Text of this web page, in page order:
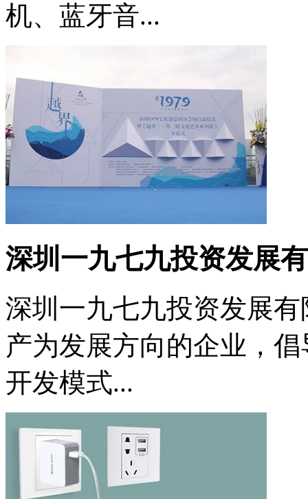
机、蓝牙音...
深圳一九七九投资发展
深圳一九七九投资发展
产为发展方向的企业，
开发模式...